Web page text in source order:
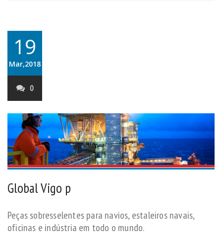
19
Mar,2018
0
Global Vigo p
Peças sobresselentes para navios, estaleiros navais,
oficinas e indústria em todo o mundo.